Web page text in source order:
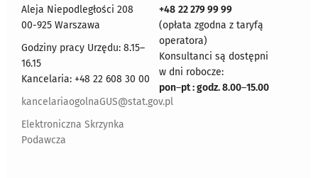
Aleja Niepodległości 208
00-925 Warszawa
Godziny pracy Urzędu: 8.15–
16.15
Kancelaria: +48 22 608 30 00
kancelariaogolnaGUS@stat.gov.pl
Elektroniczna Skrzynka
Podawcza
+48 22 279 99 99
(opłata zgodna z taryfą
operatora)
Konsultanci są dostępni
w dni robocze:
pon–pt : godz. 8.00–15.00